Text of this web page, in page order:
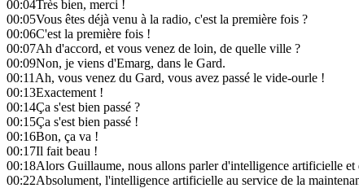
00:04Très bien, merci !
00:05Vous êtes déjà venu à la radio, c'est la première fois ?
00:06C'est la première fois !
00:07Ah d'accord, et vous venez de loin, de quelle ville ?
00:09Non, je viens d'Emarg, dans le Gard.
00:11Ah, vous venez du Gard, vous avez passé le vide-ourle !
00:13Exactement !
00:14Ça s'est bien passé ?
00:15Ça s'est bien passé !
00:16Bon, ça va !
00:17Il fait beau !
00:18Alors Guillaume, nous allons parler d'intelligence artificielle et
00:22Absolument, l'intelligence artificielle au service de la